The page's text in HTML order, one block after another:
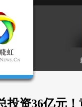
投资36亿元